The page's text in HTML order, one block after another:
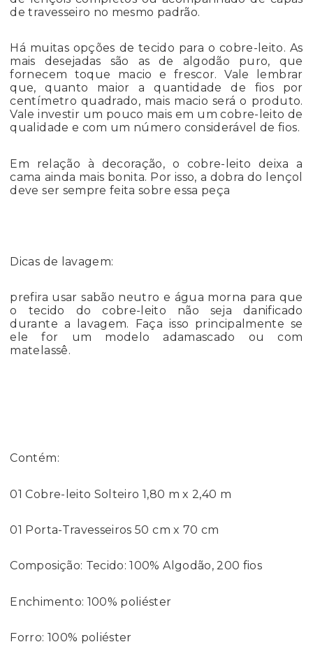
de travesseiro no mesmo padrão.
Há muitas opções de tecido para o cobre-leito. As
mais desejadas são as de algodão puro, que
fornecem toque macio e frescor. Vale lembrar
que, quanto maior a quantidade de fios por
centímetro quadrado, mais macio será o produto.
Vale investir um pouco mais em um cobre-leito de
qualidade e com um número considerável de fios.
Em relação à decoração, o cobre-leito deixa a
cama ainda mais bonita. Por isso, a dobra do lençol
deve ser sempre feita sobre essa peça
Dicas de lavagem:
prefira usar sabão neutro e água morna para que
o tecido do cobre-leito não seja danificado
durante a lavagem. Faça isso principalmente se
ele for um modelo adamascado ou com
matelassê.
Contém:
01 Cobre-leito Solteiro 1,80 m x 2,40 m
01 Porta-Travesseiros 50 cm x 70 cm
Composição: Tecido: 100% Algodão, 200 fios
Enchimento: 100% poliéster
Forro: 100% poliéster